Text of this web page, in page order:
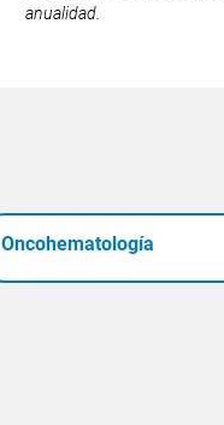
anualidad.
Oncohematología